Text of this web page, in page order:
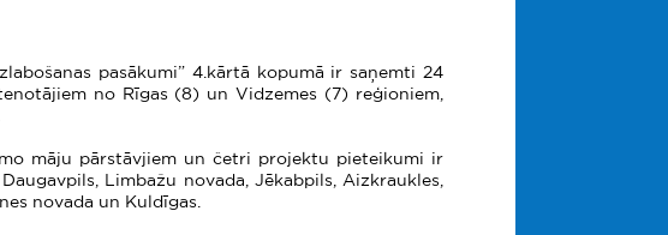
pasākumi” 4.kārtā
kopumā ir saņemti 24
no Rīgas (8) un Vidzemes (7) reģioniem,
māju pārstāvjiem un četri projektu pieteikumi ir
Limbažu novada, Jēkabpils, Aizkraukles,
novada un Kuldīgas.